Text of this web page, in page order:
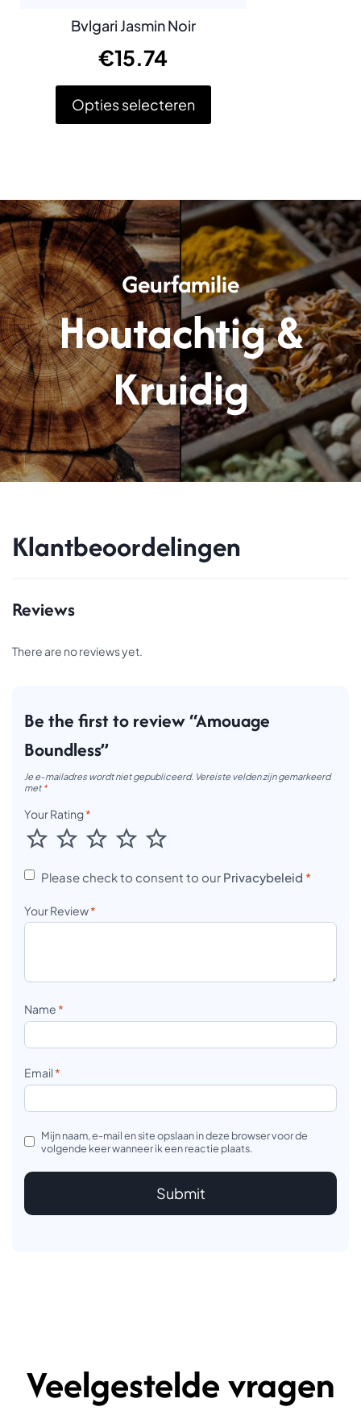
Bvlgari Jasmin Noir
€15.74
Opties selecteren
variaties.
Deze
optie
kan
gekozen
worden
op
de
productpagina
Geurfamilie
Houtachtig &
Kruidig
Klantbeoordelingen
Reviews
There are no reviews yet.
Be the first to review “Amouage
Boundless”
Je e-mailadres wordt niet gepubliceerd. Vereiste velden zijn gemarkeerd
met *
Your Rating*
Please check to consent to our Privacybeleid *
Your Review*
Name*
Email*
Mijn naam, e-mail en site opslaan in deze browser voor de
volgende keer wanneer ik een reactie plaats.
Veelgestelde vragen